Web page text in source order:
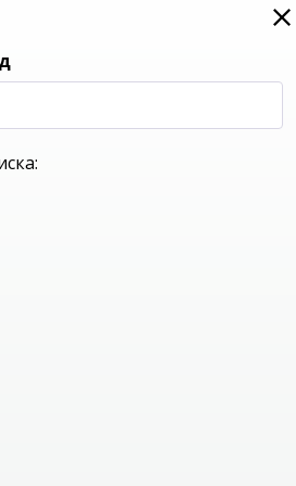
0
ванна ABBER